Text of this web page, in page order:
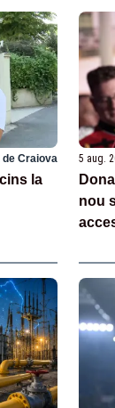
Craiova
la
5 aug.
nou